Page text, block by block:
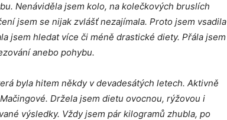
Nenáviděla jsem kolo, na kolečkových bruslích
jsem se nijak zvlášť nezajímala. Proto jsem vsadila
jsem hledat více či méně drastické diety. Přála jsem
anebo pohybu.
byla hitem někdy v devadesátých letech. Aktivně
Držela jsem dietu ovocnou, rýžovou i
výsledky. Vždy jsem pár kilogramů zhubla, po